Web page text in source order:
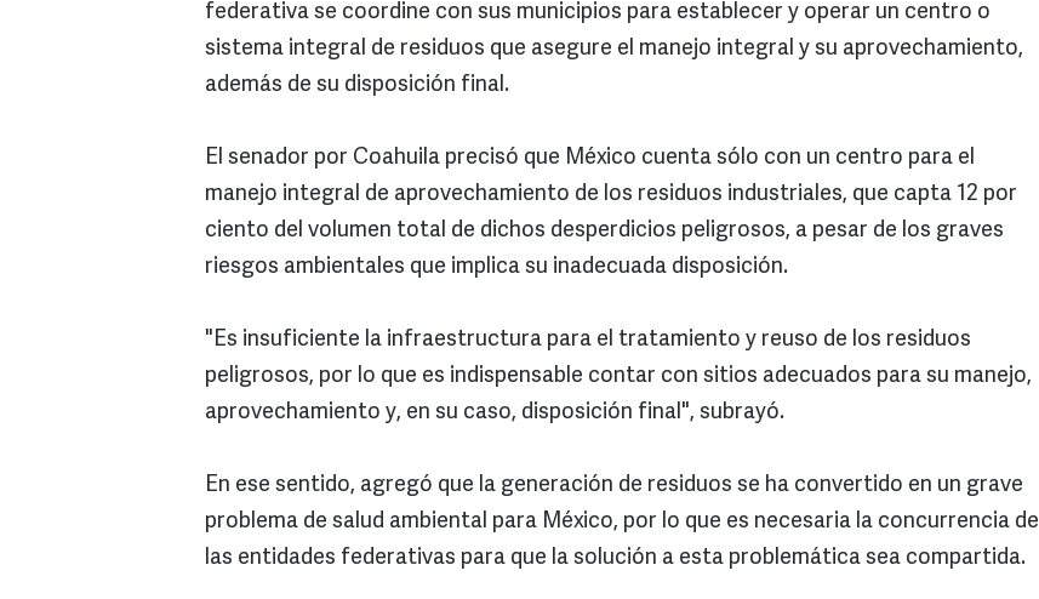
federativa se coordine con sus municipios para establecer y operar un centro o
sistema integral de residuos que asegure el manejo integral y su aprovechamiento,
además de su disposición final.
El senador por Coahuila precisó que México cuenta sólo con un centro para el
manejo integral de aprovechamiento de los residuos industriales, que capta 12 por
ciento del volumen total de dichos desperdicios peligrosos, a pesar de los graves
riesgos ambientales que implica su inadecuada disposición.
"Es insuficiente la infraestructura para el tratamiento y reuso de los residuos
peligrosos, por lo que es indispensable contar con sitios adecuados para su manejo,
aprovechamiento y, en su caso, disposición final", subrayó.
En ese sentido, agregó que la generación de residuos se ha convertido en un grave
problema de salud ambiental para México, por lo que es necesaria la concurrencia de
las entidades federativas para que la solución a esta problemática sea compartida.